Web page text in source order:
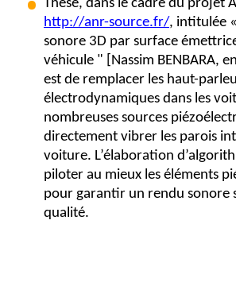
Thèse, dans le cadre du projet
http://anr-source.fr/, intitulée
sonore 3D par surface émet
véhicule " [ Nassim BENBARA,
est de remplacer les haut-
électrodynamiques dans les
nombreuses sources
directement vibrer les parois
voiture. L’élaboration d’
piloter au mieux les éléments
pour garantir un rendu sonore
qualité.